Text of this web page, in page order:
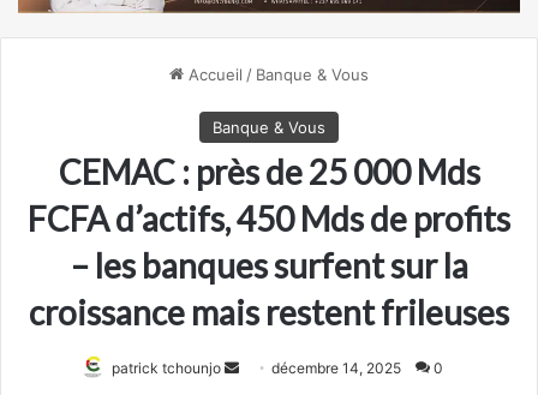
Accueil / Banque & Vous
Banque & Vous
CEMAC : près de 25 000 Mds
FCFA d’actifs, 450 Mds de profits
– les banques surfent sur la
croissance mais restent frileuses
patrick tchounjo
Envoyerdécembre 14, 2025 0